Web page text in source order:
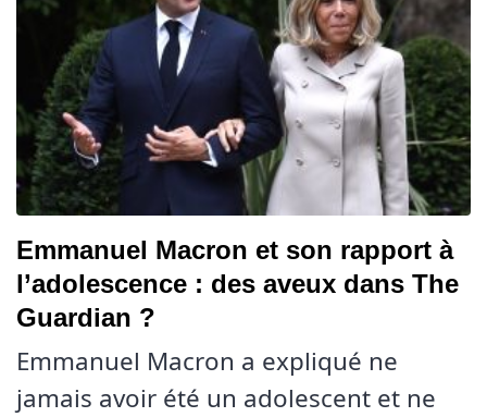
Emmanuel Macron et son rapport à
l’adolescence : des aveux dans The
Guardian ?
Emmanuel Macron a expliqué ne
jamais avoir été un adolescent et ne